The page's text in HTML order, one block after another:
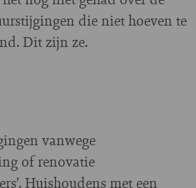
die niet hoeven te
Dit zijn ze.
vanwege
of renovatie
Huishoudens met een